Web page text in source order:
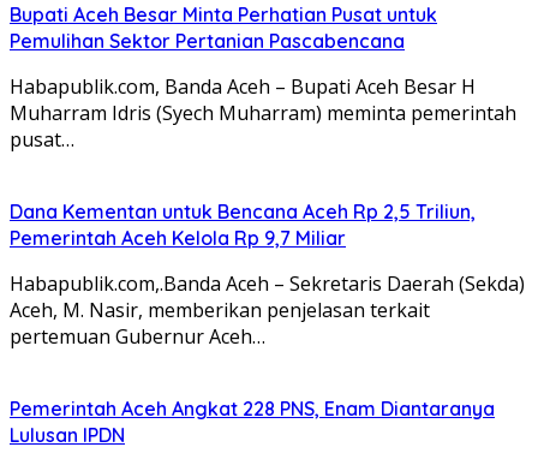
Bupati Aceh Besar Minta Perhatian Pusat untuk
Pemulihan Sektor Pertanian Pascabencana
Habapublik.com, Banda Aceh – Bupati Aceh Besar H
Muharram Idris (Syech Muharram) meminta pemerintah
pusat…
Dana Kementan untuk Bencana Aceh Rp 2,5 Triliun,
Pemerintah Aceh Kelola Rp 9,7 Miliar
Habapublik.com,.Banda Aceh – Sekretaris Daerah (Sekda)
Aceh, M. Nasir, memberikan penjelasan terkait
pertemuan Gubernur Aceh…
Pemerintah Aceh Angkat 228 PNS, Enam Diantaranya
Lulusan IPDN